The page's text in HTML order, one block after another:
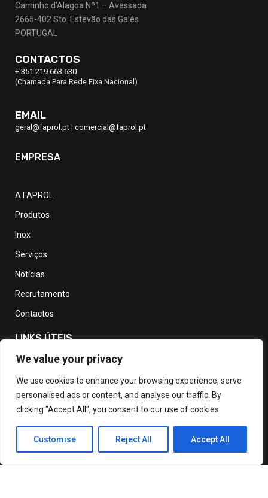
We value your privacy
We use cookies to enhance your browsing experience, serve
personalised ads or content, and analyse our traffic. By
clicking "Accept All", you consent to our use of cookies.
Customise Reject All Accept All
Caminho d’Alagoa Nº1 – Avessada
2665-402 Sto. Estevão das Galés
PORTUGAL
CONTACTOS
+ 351 219 663 630
(Chamada Para Rede Fixa Nacional)
EMAIL
geral@faprol.pt | comercial@faprol.pt
EMPRESA
A FAPROL
Produtos
Inox
Serviços
Notícias
Recrutamento
Contactos
LINKS ÚTEIS
Política de Privacidade
Política de devolução e reembolso
Termos e Condições de Utilização
Livro de Reclamações